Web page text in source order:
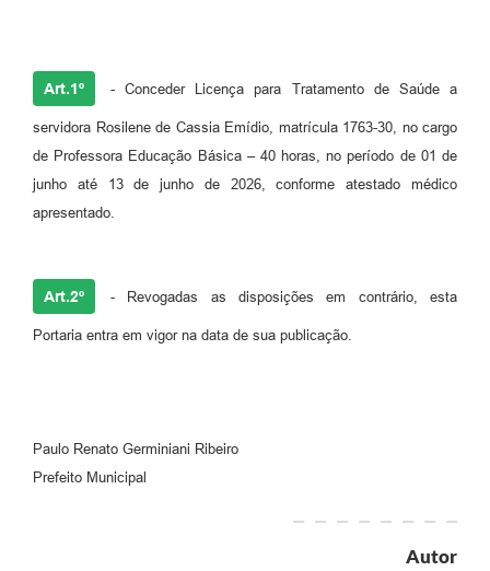
Art.1º - Conceder Licença para Tratamento de Saúde a
servidora Rosilene de Cassia Emídio, matrícula 1763-30, no cargo
de Professora Educação Básica – 40 horas, no período de 01 de
junho até 13 de junho de 2026, conforme atestado médico
apresentado.
Art.2º - Revogadas as disposições em contrário, esta
Portaria entra em vigor na data de sua publicação.
Paulo Renato Germiniani Ribeiro
Prefeito Municipal
Autor